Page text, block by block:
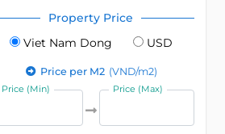
Property Price
Viet Nam Dong
USD
Price per M2 (VND/m2)
Price (Min) Price (Max)